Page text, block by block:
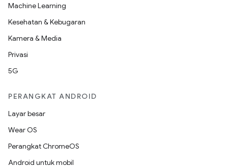
Machine Learning
Kesehatan & Kebugaran
Kamera & Media
Privasi
5G
PERANGKAT ANDROID
Layar besar
Wear OS
Perangkat ChromeOS
Android untuk mobil